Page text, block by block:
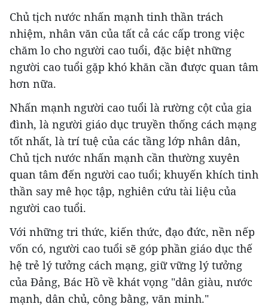
Chủ tịch nước nhấn mạnh tinh thần trách
nhiệm, nhân văn của tất cả các cấp trong việc
chăm lo cho người cao tuổi, đặc biệt những
người cao tuổi gặp khó khăn cần được quan tâm
hơn nữa.
Nhấn mạnh người cao tuổi là rường cột của gia
đình, là người giáo dục truyền thống cách mạng
tốt nhất, là trí tuệ của các tầng lớp nhân dân,
Chủ tịch nước nhấn mạnh cần thường xuyên
quan tâm đến người cao tuổi; khuyến khích tinh
thần say mê học tập, nghiên cứu tài liệu của
người cao tuổi.
Với những tri thức, kiến thức, đạo đức, nền nếp
vốn có, người cao tuổi sẽ góp phần giáo dục thế
hệ trẻ lý tưởng cách mạng, giữ vững lý tưởng
của Đảng, Bác Hồ về khát vọng "dân giàu, nước
mạnh, dân chủ, công bằng, văn minh."